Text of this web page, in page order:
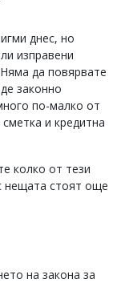
днес, но
изправени
да повярвате
законно
по-малко от
и кредитна
колко от тези
нещата стоят още
на закона за